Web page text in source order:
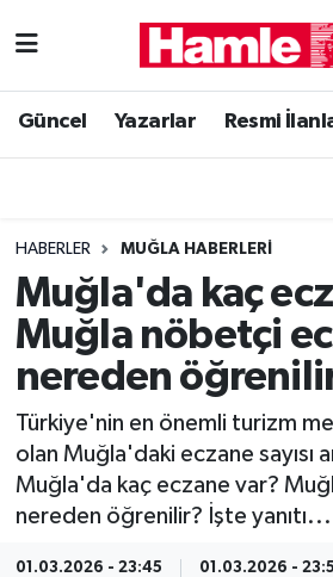
Güncel Yazarlar Resmi
HABERLER MUĞLA HABERLERI
Muğla'da kaç
Muğla nöbetçi
nereden
Türkiye'nin en önemli turizm
olan Muğla'daki eczane sayısı
Muğla'da kaç eczane var?
nereden öğrenilir? İşte yanıtı...
01.03.2026 - 23:45 01.03.2026 -
Güncel
Magazin
Muğla Haber
Siyaset
Muğla Nöbetçi Eczaneler
Muğla Trafik Yoğunluk
Süper Lig Puan Durumu ve
Tüm Manşetler
Son Dakika Haberleri
Haber Arşivi